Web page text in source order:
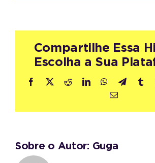
Compartilhe Essa
Escolha a Sua
Facebook
X RedditLinkedInWhatsApp
E-
Sobre o Autor: Guga